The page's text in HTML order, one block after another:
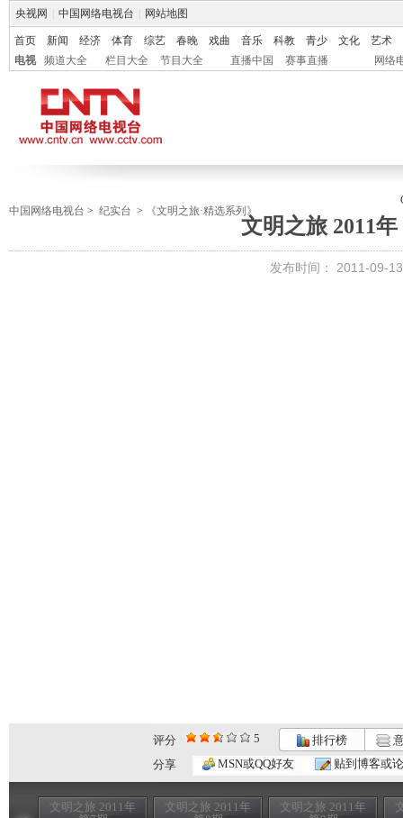
央视网 中国网络电视台 网站地图
首页 新闻 经济 体育 综艺 春晚 戏曲 音乐 科教 青少 文化
艺术
电视
频道大全 栏目大全 节目大全 直播中国 赛事直播 网络
中国网络电视台 > 纪实台 > 《文明之旅·精选系列》
文明之旅 2011年
发布时间： 2011-09-
评分 5 排行榜
分享
MSN或QQ好友 贴到博客或
文明之旅 2011年
文明之旅 2011年
文明之旅 2011年